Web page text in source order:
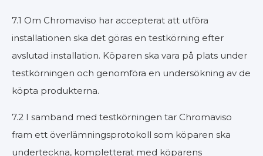
7.1 Om Chromaviso har accepterat att utföra
installationen ska det göras en testkörning efter
avslutad installation. Köparen ska vara på plats under
testkörningen och genomföra en undersökning av de
köpta produkterna.
7.2 I samband med testkörningen tar Chromaviso
fram ett överlämningsprotokoll som köparen ska
underteckna, kompletterat med köparens